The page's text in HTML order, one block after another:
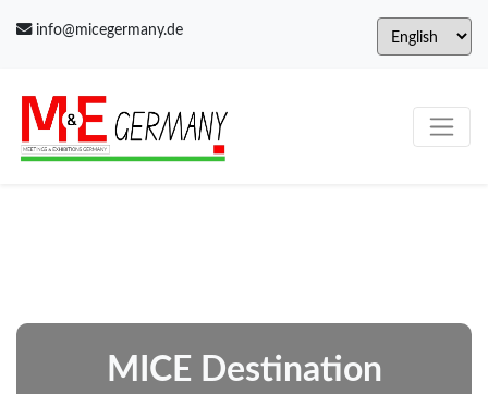
info@micegermany.de
MICE Destination